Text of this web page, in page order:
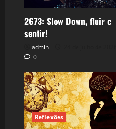
2673: Slow Down, fluir e
sentir!
admin
0
Reflexões